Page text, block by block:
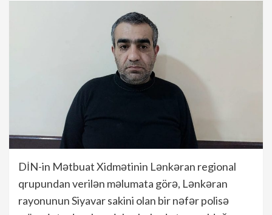
DİN-in Mətbuat Xidmətinin Lənkəran regional
qrupundan verilən məlumata görə, Lənkəran
rayonunun Siyavar sakini olan bir nəfər polisə